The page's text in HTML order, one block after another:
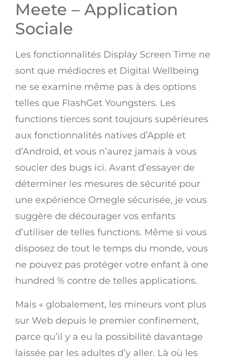
Meete – Application
Sociale
Les fonctionnalités Display Screen Time ne
sont que médiocres et Digital Wellbeing
ne se examine même pas à des options
telles que FlashGet Youngsters. Les
functions tierces sont toujours supérieures
aux fonctionnalités natives d’Apple et
d’Android, et vous n’aurez jamais à vous
soucier des bugs ici. Avant d’essayer de
déterminer les mesures de sécurité pour
une expérience Omegle sécurisée, je vous
suggère de décourager vos enfants
d’utiliser de telles functions. Même si vous
disposez de tout le temps du monde, vous
ne pouvez pas protéger votre enfant à one
hundred % contre de telles applications.
Mais « globalement, les mineurs vont plus
sur Web depuis le premier confinement,
parce qu’il y a eu la possibilité davantage
laissée par les adultes d’y aller. Là où les